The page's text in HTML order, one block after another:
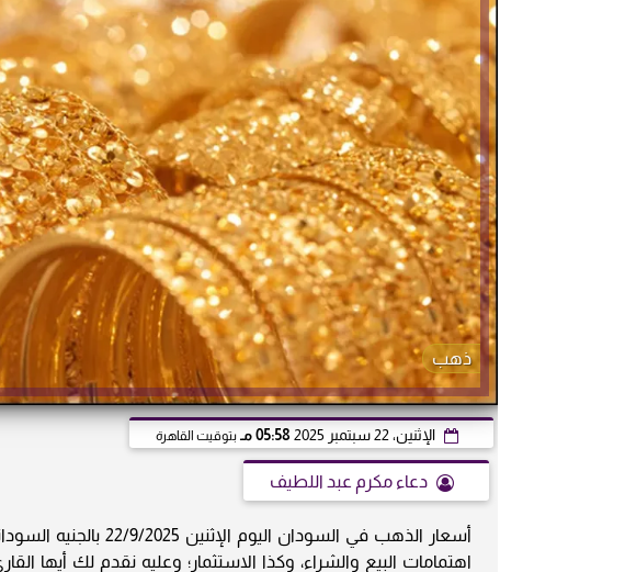
ذهب
الإثنين، 22 سبتمبر 2025 05:58 مـ بتوقيت القاهرة
دعاء مكرم عبد اللطيف
أسعار الذهب في